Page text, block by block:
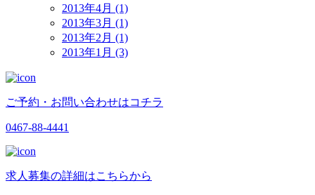
2013年4月 (1)
2013年3月 (1)
2013年2月 (1)
2013年1月 (3)
ご予約・お問い合わせはコチラ
0467-88-4441
求人募集の詳細はこちらから